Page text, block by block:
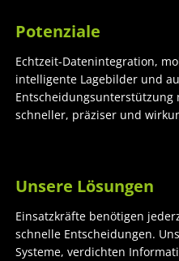
Potenziale
Echtzeit-Datenintegration,
intelligente Lagebilder und
Entscheidungsunterstützung
schneller, präziser und
Unsere Lösungen
Einsatzkräfte benötigen
schnelle Entscheidungen.
Systeme, verdichten